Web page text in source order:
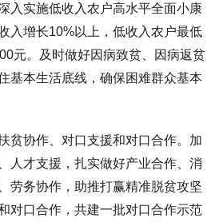
入实施低收入农户高水平全面小康
入增长10%以上，低收入农户最低
元。及时做好因病致贫、因病返贫
基本生活底线，确保困难群众基本
贫协作、对口支援和对口合作。加
人才支援，扎实做好产业合作、消
劳务协作，助推打赢精准脱贫攻坚
对口合作，共建一批对口合作示范